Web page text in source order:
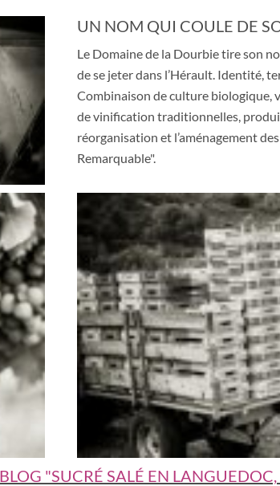
UN NOM QUI COULE DE
Le Domaine de la Dourbie tire son
de se jeter dans l’Hérault. Identité,
Combinaison de culture biologique,
de vinification traditionnelles,
réorganisation et l’aménagement
Remarquable".
"SUCRÉ SALÉ EN